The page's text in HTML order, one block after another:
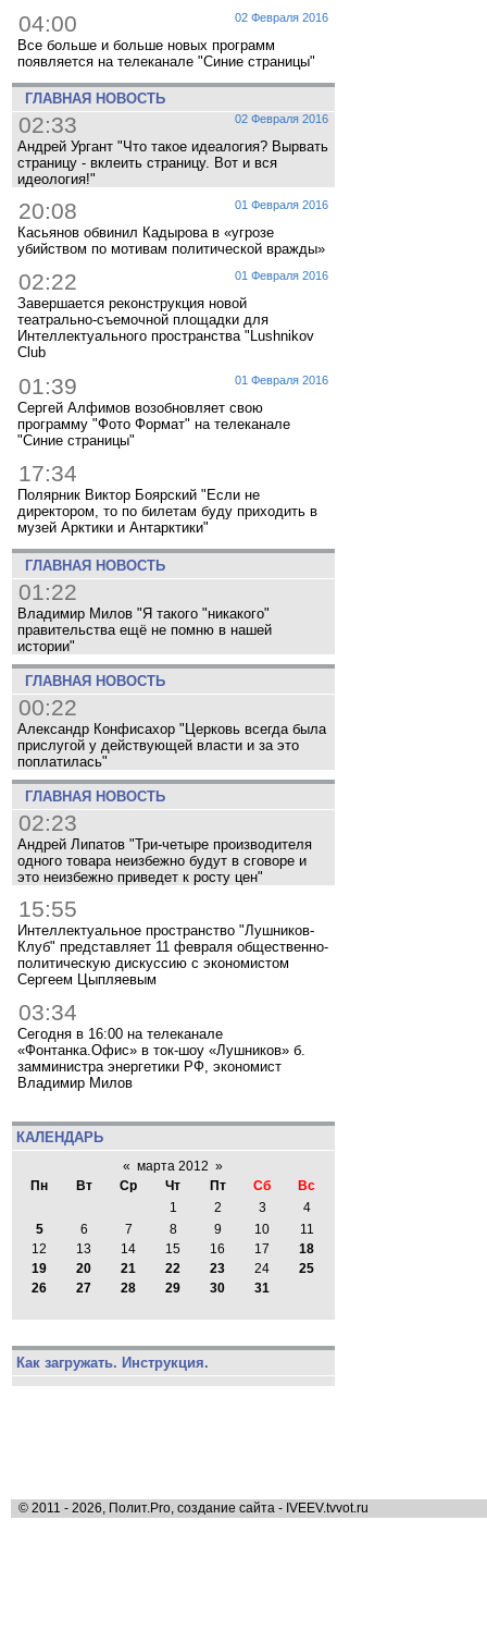
02 Февраля 2016
04:00
Все больше и больше новых программ
появляется на телеканале "Синие страницы"
ГЛАВНАЯ НОВОСТЬ
02 Февраля 2016
02:33
Андрей Ургант "Что такое идеалогия? Вырвать
страницу - вклеить страницу. Вот и вся
идеология!"
01 Февраля 2016
20:08
Касьянов обвинил Кадырова в «угрозе
убийством по мотивам политической вражды»
01 Февраля 2016
02:22
Завершается реконструкция новой
театрально-съемочной площадки для
Интеллектуального пространства "Lushnikov
Club
01 Февраля 2016
01:39
Сергей Алфимов возобновляет свою
программу "Фото Формат" на телеканале
"Синие страницы"
17:34
Полярник Виктор Боярский "Если не
директором, то по билетам буду приходить в
музей Арктики и Антарктики"
ГЛАВНАЯ НОВОСТЬ
01:22
Владимир Милов "Я такого "никакого"
правительства ещё не помню в нашей
истории"
ГЛАВНАЯ НОВОСТЬ
00:22
Александр Конфисахор "Церковь всегда была
прислугой у действующей власти и за это
поплатилась"
ГЛАВНАЯ НОВОСТЬ
02:23
Андрей Липатов "Три-четыре производителя
одного товара неизбежно будут в сговоре и
это неизбежно приведет к росту цен"
15:55
Интеллектуальное пространство "Лушников-
Клуб" представляет 11 февраля общественно-
политическую дискуссию с экономистом
Сергеем Цыпляевым
03:34
Сегодня в 16:00 на телеканале
«Фонтанка.Офис» в ток-шоу «Лушников» б.
замминистра энергетики РФ, экономист
Владимир Милов
КАЛЕНДАРЬ
« марта 2012 »
Пн
Вт Ср Чт Пт Сб
Вс
1
2 3
4
5
6 7 8 9 10
11
12
13 14 15 16 17
18
19
20 21 22 23 24
25
26
27 28 29 30 31
Как загружать. Инструкция.
© 2011 - 2026, Полит.Pro, создание сайта - IVEEV.tvvot.ru